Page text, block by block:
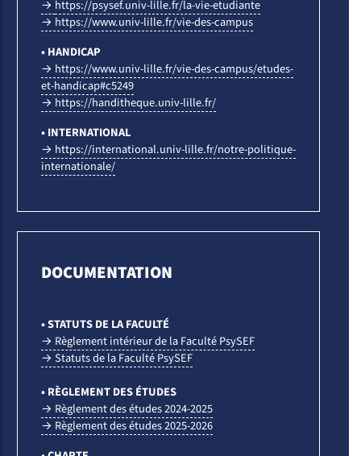
→ https://psysef.univ-lille.fr/la-vie-etudiante
→ https://www.univ-lille.fr/vie-des-campus
• HANDICAP
→ https://www.univ-lille.fr/vie-des-campus/etudes-
et-handicap#c5249
→ https://handitheque.univ-lille.fr/
• INTERNATIONAL
→ https://international.univ-lille.fr/notre-politique-
internationale/
DOCUMENTATION
• STATUTS DE LA FACULTÉ
→ Règlement intérieur de la Faculté PsySEF
→ Statuts de la Faculté PsySEF
• RÈGLEMENT DES ÉTUDES
→ Règlement des études 2024-2025
→ Règlement des études 2025-2026